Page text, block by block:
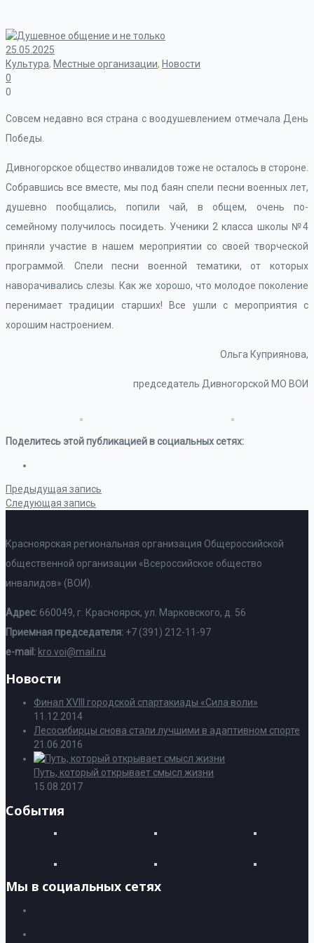
25.05.2025
Культура, Местные организации, Новости
0
0
Совсем недавно вся страна с воодушевлением отмечала День
Победы.
Дивногорское общество инвалидов тоже не осталось в стороне.
Собравшись все вместе, мы под баян спели песни военных лет,
душевно пообщались, попили чай, в общем, очень по-
семейному получилось посидеть. Ученики 2 класса школы №4
приняли участие в нашем мероприятии со своей творческой
программой. Спели песни военной тематики, от которых
наворачивались слезы. Как же хорошо, что молодое поколение
перенимает традиции старших! Все ушли с мероприятия с
хорошим настроением.
Ольга Куприянова,
председатель Дивногорской МО ВОИ
Поделитесь этой публикацией в социальных сетях:
Предыдущая запись
Следующая запись
Красноярская региональная организация Общероссийской
общественной организации «Всероссийское общество
инвалидов» (ВОИ).
Адрес: 660049, г. Красноярск, ул. Марковского, д. 56
Приемная председателя: +7 (391) 212-11-97
e-mail: kro.voi@mail.ru
Новости
Финал XVIII городской спартакиады «Сила воли»
11.12.2014
Лесосибирцы снова стали лучшими в адаптивном спорте
21.06.2016
Путь, который открывает смысл жизни
15.08.2017
События
Мы в социальных сетях